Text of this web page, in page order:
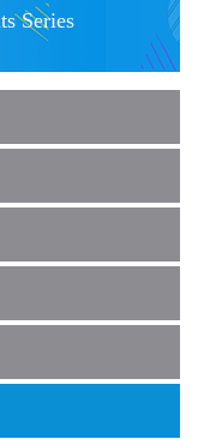
i
g
i
Series